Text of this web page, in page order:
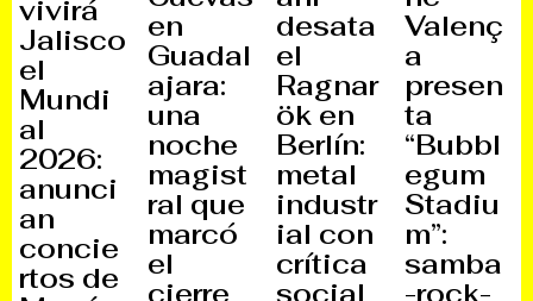
vivirá
Jalisco
el
Mundi
al
2026:
anunci
an
concie
rtos de
en
Guadal
ajara:
una
noche
magist
ral que
marcó
el
desata
el
Ragnar
ök en
Berlín:
metal
industr
ial con
crítica
Valenç
a
presen
ta
“Bubbl
egum
Stadiu
m”:
samba